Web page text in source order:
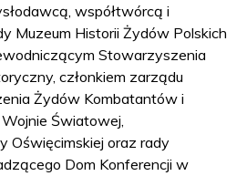
współtwórcą i
Muzeum Historii Żydów Polskich
Stowarzyszenia
członkiem zarządu
Żydów Kombatantów i
Światowej,
Oświęcimskiej oraz rady
Dom Konferencji w